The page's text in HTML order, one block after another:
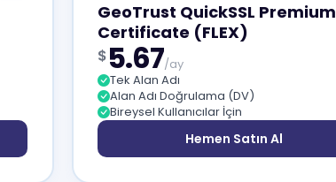
GeoTrust QuickSSL Premium
Certificate (FLEX)
$5.67/ay
Tek Alan Adı
Alan Adı Doğrulama (DV)
Bireysel Kullanıcılar İçin
Hemen Satın Al